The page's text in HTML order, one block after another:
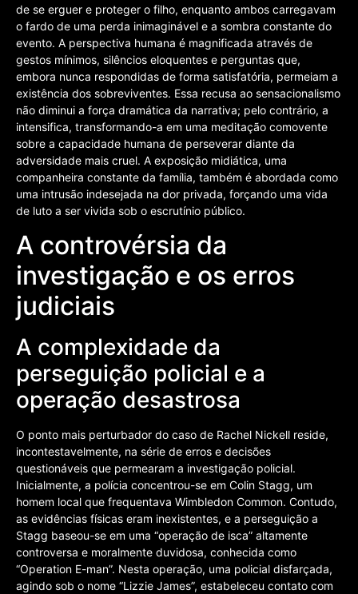
de se erguer e proteger o filho, enquanto ambos carregavam
o fardo de uma perda inimaginável e a sombra constante do
evento. A perspectiva humana é magnificada através de
gestos mínimos, silêncios eloquentes e perguntas que,
embora nunca respondidas de forma satisfatória, permeiam a
existência dos sobreviventes. Essa recusa ao sensacionalismo
não diminui a força dramática da narrativa; pelo contrário, a
intensifica, transformando-a em uma meditação comovente
sobre a capacidade humana de perseverar diante da
adversidade mais cruel. A exposição midiática, uma
companheira constante da família, também é abordada como
uma intrusão indesejada na dor privada, forçando uma vida
de luto a ser vivida sob o escrutínio público.
A controvérsia da
investigação e os erros
judiciais
A complexidade da
perseguição policial e a
operação desastrosa
O ponto mais perturbador do caso de Rachel Nickell reside,
incontestavelmente, na série de erros e decisões
questionáveis que permearam a investigação policial.
Inicialmente, a polícia concentrou-se em Colin Stagg, um
homem local que frequentava Wimbledon Common. Contudo,
as evidências físicas eram inexistentes, e a perseguição a
Stagg baseou-se em uma “operação de isca” altamente
controversa e moralmente duvidosa, conhecida como
“Operation E-man”. Nesta operação, uma policial disfarçada,
agindo sob o nome “Lizzie James”, estabeleceu contato com